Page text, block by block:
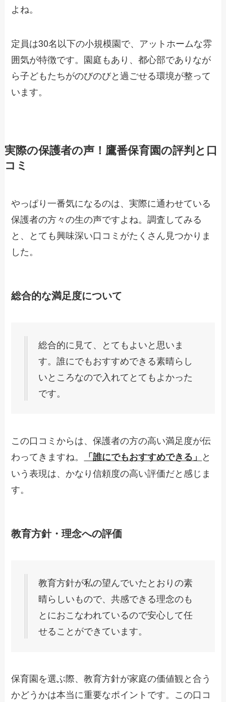
よね。
定員は30名以下の小規模園で、アットホームな雰
囲気が特徴です。園庭もあり、都心部でありなが
ら子どもたちがのびのびと過ごせる環境が整って
います。
実際の保護者の声！鷹番保育園の評判と口
コミ
やっぱり一番気になるのは、実際に通わせている
保護者の方々の生の声ですよね。調査してみる
と、とても興味深い口コミがたくさん見つかりま
した。
総合的な満足度について
総合的に見て、とてもよいと思いま
す。誰にでもおすすめできる素晴らし
いところなので入れてとてもよかった
です。
この口コミからは、保護者の方の高い満足度が伝
わってきますね。
「誰にでもおすすめできる」 と
いう表現は、かなり信頼度の高い評価だと感じま
す。
教育方針・理念への評価
教育方針が私の望んでいたとおりの素
晴らしいもので、共感できる理念のも
とにおこなわれているので安心して任
せることができています。
保育園を選ぶ際、教育方針が家庭の価値観と合う
かどうかは本当に重要なポイントです。この口コ